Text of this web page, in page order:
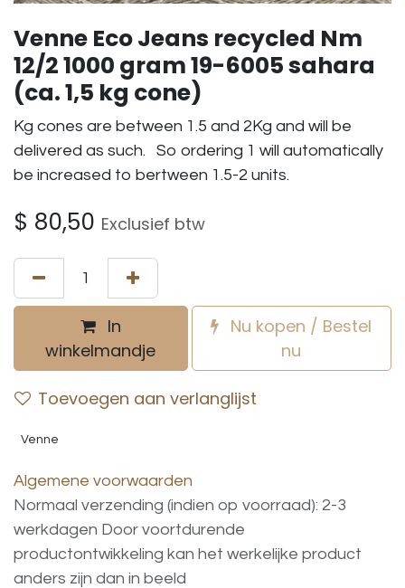
Venne Eco Jeans recycled Nm
12/2 1000 gram 19-6005 sahara
(ca. 1,5 kg cone)
Kg cones are between 1.5 and 2Kg and will be
delivered as such. So ordering 1 will automatically
be increased to bertween 1.5-2 units.
$ 80,50 Exclusief btw
In
winkelmandje
Nu kopen / Bestel
nu
Toevoegen aan verlanglijst
Venne
Algemene voorwaarden
Normaal verzending (indien op voorraad): 2-3
werkdagen Door voortdurende
productontwikkeling kan het werkelijke product
anders zijn dan in beeld